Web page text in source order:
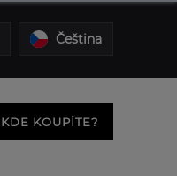
Čeština
KDE KOUPÍTE?